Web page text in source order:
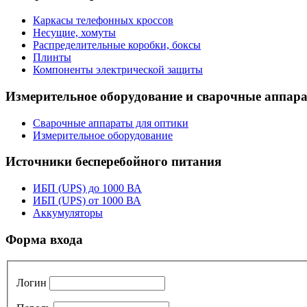
Каркасы телефонных кроссов
Несущие, хомуты
Распределительные коробки, боксы
Плинты
Компоненты электрической защиты
Измерительное оборудование и сварочные
Сварочные аппараты для оптики
Измерительное оборудование
Источники бесперебойного питания
ИБП (UPS) до 1000 ВА
ИБП (UPS) от 1000 ВА
Аккумуляторы
Форма входа
Логин